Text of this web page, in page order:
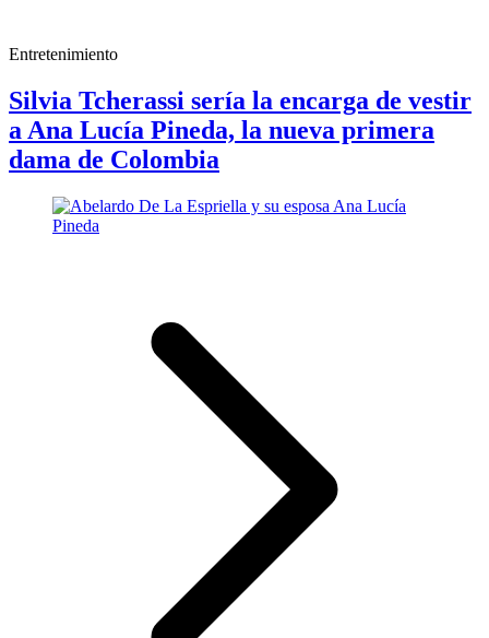
Entretenimiento
Silvia Tcherassi sería la encarga de vestir
a Ana Lucía Pineda, la nueva primera
dama de Colombia